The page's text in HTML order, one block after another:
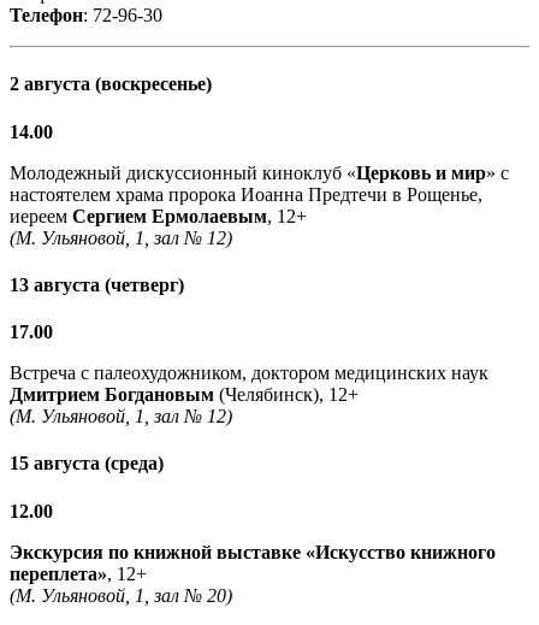
Телефон: 72-96-30
2 августа (воскресенье)
14.00
Молодежный дискуссионный киноклуб «Церковь и мир» с
настоятелем храма пророка Иоанна Предтечи в Рощенье,
иереем Сергием Ермолаевым, 12+
(М. Ульяновой, 1, зал № 12)
13 августа (четверг)
17.00
Встреча с палеохудожником, доктором медицинских наук
Дмитрием Богдановым (Челябинск), 12+
(М. Ульяновой, 1, зал № 12)
15 августа (среда)
12.00
Экскурсия по книжной выставке «Искусство книжного
переплета», 12+
(М. Ульяновой, 1, зал № 20)